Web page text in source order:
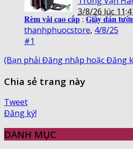
3/8/26 lúc
Rèm vải cao cấp;Giấy dán
thanhphuocstore, 4/8/25
#1
(Bạn phải Đăng nhập hoặc Đăng
Chia sẻ trang này
Tweet
Đăng ký!
DANH MỤC